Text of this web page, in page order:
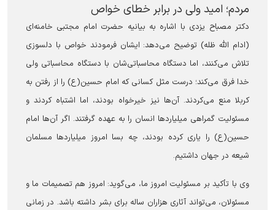
‏مردم؛ امید ولی در برابر خطای خواص
دکتر مصباح یزدی با اشاره به بیانیه حضرت امام مجتبی خامنه‌ای
(ادام الله ظله) توضیح می‌دهد: ایشان فرمودند خواص با دلسوزی
تلاش می‌کنند، اما دستگاه محاسباتی‌شان با دستگاه محاسباتی ولی
خدا فرق می‌کند؛ درست مثل کسانی که امام حسین(ع) را از رفتن به
کربلا منع می‌کردند. آن‌ها نیز خیرخواه بودند، اما اشتباه کردند و
مسئولیت گمراهی میلیاردها انسان را به عهده گرفتند. اگر آن‌ها امام
حسین(ع) را یاری کرده بودند، چه بسا امروز میلیاردها مسلمان
شیعه در جهان داشتیم.
وی با تأکید بر مسئولیت امروز ما، می‌گوید: امروز هم تصمیمات ما و
مسئولان، می‌تواند آثاری هزاران ساله برای بشر داشته باشد. در زمانی